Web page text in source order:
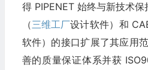
得 PIPENET 始终与新技术
（三维工厂设计软件）和
软件）的接口扩展了其应用
善的质量保证体系并获